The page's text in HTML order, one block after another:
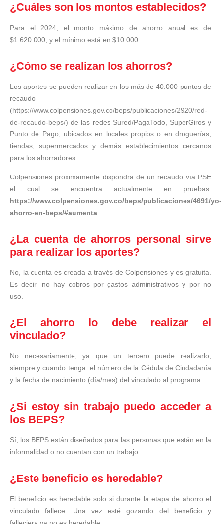
¿Cuáles son los montos establecidos?
Para el 2024, el monto máximo de ahorro anual es de
$1.620.000, y el mínimo está en $10.000.
¿Cómo se realizan los ahorros?
Los aportes se pueden realizar en los más de 40.000 puntos de
recaudo
(https://www.colpensiones.gov.co/beps/publicaciones/2920/red-
de-recaudo-beps/) de las redes Sured/PagaTodo, SuperGiros y
Punto de Pago, ubicados en locales propios o en droguerías,
tiendas, supermercados y demás establecimientos cercanos
para los ahorradores.
Colpensiones próximamente dispondrá de un recaudo vía PSE
el cual se encuentra actualmente en pruebas.
https://www.colpensiones.gov.co/beps/publicaciones/4691/yo-
ahorro-en-beps/#aumenta
¿La cuenta de ahorros personal sirve
para realizar los aportes?
No, la cuenta es creada a través de Colpensiones y es gratuita.
Es decir, no hay cobros por gastos administrativos y por no
uso.
¿El ahorro lo debe realizar el
vinculado?
No necesariamente, ya que un tercero puede realizarlo,
siempre y cuando tenga el número de la Cédula de Ciudadanía
y la fecha de nacimiento (día/mes) del vinculado al programa.
¿Si estoy sin trabajo puedo acceder a
los BEPS?
Sí, los BEPS están diseñados para las personas que están en la
informalidad o no cuentan con un trabajo.
¿Este beneficio es heredable?
El beneficio es heredable solo si durante la etapa de ahorro el
vinculado fallece. Una vez esté gozando del beneficio y